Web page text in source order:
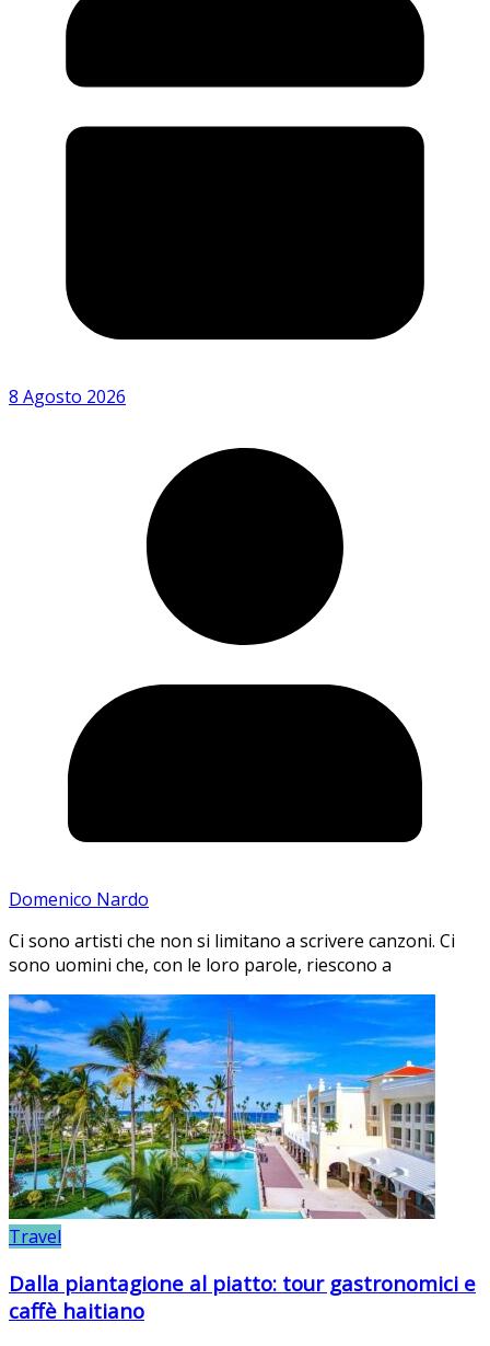
8 Agosto 2026
Domenico Nardo
Ci sono artisti che non si limitano a scrivere canzoni. Ci
sono uomini che, con le loro parole, riescono a
Travel
Dalla piantagione al piatto: tour gastronomici e
caffè haitiano